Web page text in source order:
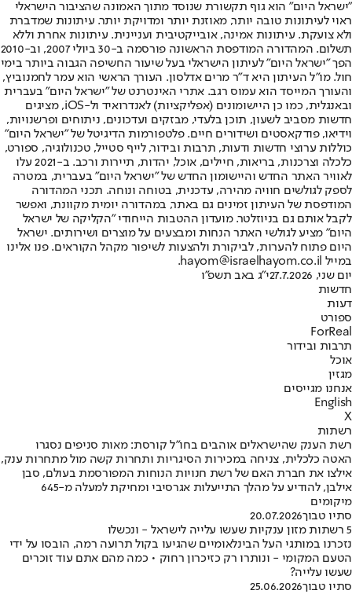
"ישראל היום" הוא גוף תקשורת שנוסד מתוך האמונה שהציבור הישראלי
ראוי לעיתונות טובה יותר, מאוזנת יותר ומדויקת יותר. עיתונות שמדברת
ולא צועקת. עיתונות אמינה, אובייקטיבית ועניינית. עיתונות אחרת וללא
תשלום. המהדורה המודפסת הראשונה פורסמה ב-30 ביולי 2007, וב-2010
הפך "ישראל היום" לעיתון הישראלי בעל שיעור החשיפה הגבוה ביותר בימי
חול. מו"ל העיתון היא ד"ר מרים אדלסון. העורך הראשי הוא עמר לחמנוביץ,
והעורך המייסד הוא עמוס רגב. אתרי האינטרנט של "ישראל היום" בעברית
ובאנגלית, כמו כן היישומונים (אפליקציות) לאנדרואיד ול-iOS, מציגים
חדשות מסביב לשעון, תוכן בלעדי, מבזקים ועדכונים, ניתוחים ופרשנויות,
וידיאו, פודקאסטים ושידורים חיים. פלטפורמות הדיגיטל של "ישראל היום"
כוללות ערוצי חדשות ודעות, תרבות ובידור, לייף סטייל, טכנולוגיה, ספורט,
כלכלה וצרכנות, בריאות, חיילים, אוכל, יהדות, תיירות ורכב. ב-2021 עלו
לאוויר האתר החדש והיישומון החדש של "ישראל היום" בעברית, במטרה
לספק לגולשים חוויה מהירה, עדכנית, בטוחה ונוחה. תכני המהדורה
המודפסת של העיתון זמינים גם באתר, במהדורה יומית מקוונת, ואפשר
לקבל אותם גם בניוזלטר. מועדון ההטבות הייחודי "הקליקה של ישראל
היום" מציע לגולשי האתר הנחות ומבצעים על מוצרים ושירותים. ישראל
היום פתוח להערות, לביקורת ולהצעות לשיפור מקהל הקוראים. פנו אלינו
במייל hayom@israelhayom.co.il.
יום שני, 27.7.2026
י"ג באב תשפ"ו
חדשות
דעות
ספורט
ForReal
תרבות ובידור
אוכל
מגזין
אנחנו מגייסים
English
X
רשתות
רשת הענק שהישראלים אוהבים בחו"ל קורסת: מאות סניפים נסגרו
האטה כלכלית, צניחה במכירות הסיגריות ותחרות קשה מול מתחרות ענק,
אילצו את חברת האם של רשת חנויות הנוחות המפורסמת בעולם, סבן
אילבן, להודיע על מהלך התייעלות אגרסיבי ומחיקת למעלה מ-645
מיקומים
סתיו טבוך20.07.2026
5 רשתות מזון ענקיות שעשו עלייה לישראל - ונכשלו
נזכרנו במותגי העל הבינלאומיים שהגיעו בקול תרועה רמה, הובסו על ידי
הטעם המקומי - ונותרו רק כזיכרון רחוק • כמה מהם אתם עוד זוכרים
שעשו עלייה?
סתיו טבוך25.06.2026